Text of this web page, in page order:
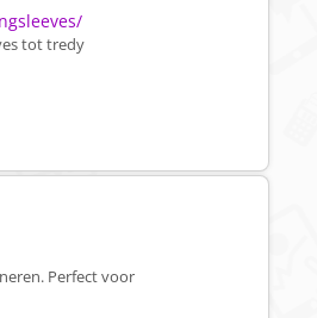
tot tredy
Perfect voor